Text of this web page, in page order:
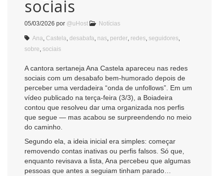
sociais
05/03/2026 por @uHost Notícias
Ana Castela desabafa nas perder redes seguidores
sobre sociais
A cantora sertaneja Ana Castela apareceu nas redes
sociais com um desabafo bem-humorado depois de
perceber uma verdadeira “onda de unfollows”. Em um
vídeo publicado na terça-feira (3/3), a Boiadeira
contou que resolveu dar uma organizada nos perfis
que segue — mas acabou se surpreendendo no meio
do caminho.
Segundo ela, a ideia inicial era simples: começar
removendo contas inativas ou perfis falsos. Só que,
enquanto revisava a lista, Ana percebeu que algumas
pessoas que antes a seguiam tinham parado…